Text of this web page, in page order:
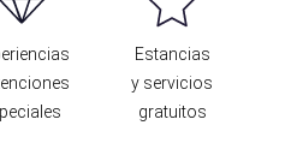
Estancias
y servicios
gratuitos